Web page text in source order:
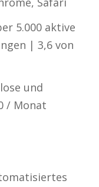
5.000 aktive
| 3,6 von
und
/ Monat